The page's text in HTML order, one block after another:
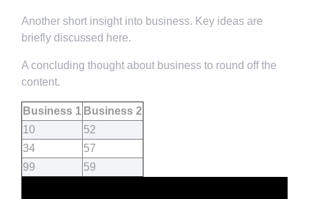
Another short insight into business. Key ideas are
briefly discussed here.
A concluding thought about business to round off the
content.
Business 1 Business 2
10
52
34
57
99
59